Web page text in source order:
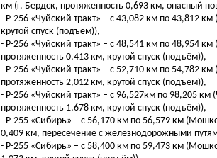
км (г. Бердск, протяженность 0,693 км, опасный
- Р-256 «Чуйский тракт» – с 43,082 км по 43,812
крутой спуск (подъём)),
- Р-256 «Чуйский тракт» – с 48,541 км по 48,954
протяженность 0,413 км, крутой спуск (подъём)),
- Р-256 «Чуйский тракт» – с 52,710 км по 54,782
протяженность 2,012 км, крутой спуск (подъём)),
- Р-256 «Чуйский тракт» – с 96,527км по 98,205 км
протяженность 1,678 км, крутой спуск (подъём)),
- Р-255 «Сибирь» – с 56,170 км по 56,579 км
0,409 км, пересечение с железнодорожными
- Р-255 «Сибирь» – с 58,400 км по 59,473 км